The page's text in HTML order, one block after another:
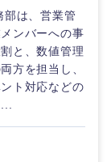
ム
あり
120日以
部は、営業管
ンバーへの事
と、数値管理
方を担当し、
ト対応などの